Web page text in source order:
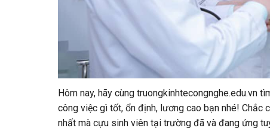
Hôm nay, hãy cùng truongkinhtecongnghe.edu.vn
công việc gì tốt, ổn định, lương cao bạn nhé!
nhất mà cựu sinh viên tại trường đã và đang ứng